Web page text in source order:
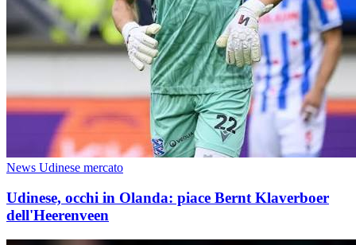
News Udinese mercato
Udinese, occhi in Olanda: piace Bernt Klaverboer
dell'Heerenveen